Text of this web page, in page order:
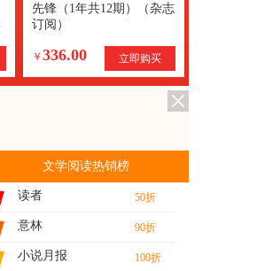
先锋（1年共12期）（杂志
订阅）
￥ 336.00 立即购买
文学阅读热销榜
读者 50折
意林 90折
小说月报 100折